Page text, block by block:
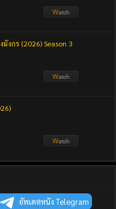
งกร (2026) Season 3
อัพเดตหนัง Telegram